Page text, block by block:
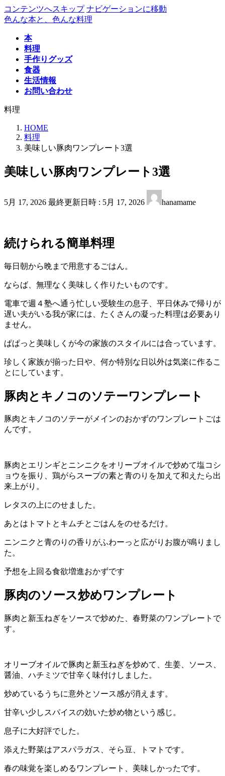
コンテンツへスキップ ナビゲーションに移動
色んな本と、色んな料理
本
料理
手作りグッズ
食器
生活情報
お問い合わせ
料理
HOME
料理
美味しい豚肉ワンプレート3選
美味しい豚肉ワンプレート3選
5月 17, 2026 最終更新日時 : 5月 17, 2026 hanamame
続けられる簡単料理
毎日朝から晩まで用意するごはん。
ならば、無理なく美味しく作りたいものです。
電車で週４塾へ通う忙しい受験生の息子、平日休みで帰りが
遅い夫がいる我が家には、たくさんの凝った料理は必要あり
ません。
ぱぱっと美味しくが今の家族のスタイルには合っています。
珍しく家族が揃った日や、何か特別な日以外は気楽に作るこ
とにしています。
豚肉とキノコのソテーワンプレート
豚肉とキノコのソテーがメインのおかずのワンプレートごは
んです。
豚肉とエリンギとニンニクをオリーブオイルで炒めて塩コシ
ョウを振り、鶏がらスープの素と青のりを加えて和えたら出
来上がり。
レタスの上にのせました。
あとはトマトとキムチとごはんをのせるだけ。
ニンニクと青のりの香りがふわーっと広がりお腹が鳴りまし
た。
予想を上回る食欲増進おかずです
豚肉のソース炒めワンプレート
豚肉と新玉ねぎをソースで炒めた、春野菜のワンプレートで
す。
オリーブオイルで豚肉と新玉ねぎを炒めて、生姜、ソース、
醤油、ハチミツで甘辛く味付けしました。
炒めているうちに意外とソース感が消えます。
甘辛い少しスパイスの効いた炒め物という感じ。
息子に大好評でした。
添えた野菜はアスパラガス、そら豆、トマトです。
春の味覚を楽しめるワンプレート、美味しかったです。